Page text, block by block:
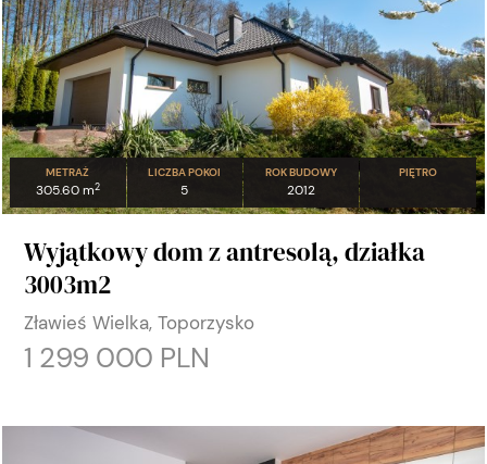
METRAŻ
305.60 m2
LICZBA POKOI
5
ROK BUDOWY
2012
PIĘTRO
Wyjątkowy dom z antresolą, działka
3003m2
Zławieś Wielka, Toporzysko
1 299 000 PLN